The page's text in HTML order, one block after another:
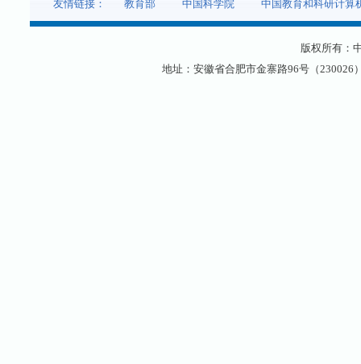
友情链接： 教育部 中国科学院 中国教育和科研计算
版权所有：
地址：安徽省合肥市金寨路96号（230026